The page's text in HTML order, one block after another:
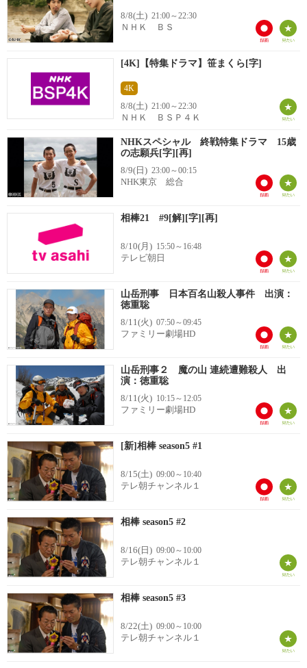
8/8(土) 21:00～22:30
ＮＨＫ ＢＳ
[4K]【特集ドラマ】笹まくら[字]
4K
8/8(土) 21:00～22:30
ＮＨＫ ＢＳＰ４Ｋ
NHKスペシャル 終戦特集ドラマ 15歳
の志願兵[字][再]
8/9(日) 23:00～00:15
NHK東京 総合
相棒21 #9[解][字][再]
8/10(月) 15:50～16:48
テレビ朝日
山岳刑事 日本百名山殺人事件 出演：
徳重聡
8/11(火) 07:50～09:45
ファミリー劇場HD
山岳刑事２ 魔の山 連続遭難殺人 出
演：徳重聡
8/11(火) 10:15～12:05
ファミリー劇場HD
[新]相棒 season5 #1
8/15(土) 09:00～10:40
テレ朝チャンネル１
相棒 season5 #2
8/16(日) 09:00～10:00
テレ朝チャンネル１
相棒 season5 #3
8/22(土) 09:00～10:00
テレ朝チャンネル１